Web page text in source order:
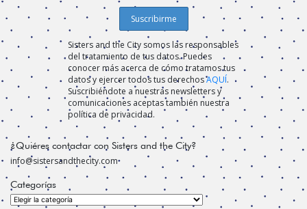
Sisters and the City somos las responsables
del tratamiento de tus datos. Puedes
conocer más acerca de cómo tratamos tus
datos y ejercer todos tus derechosAQUÍ.
Suscribiéndote a nuestras newsletters y
comunicaciones aceptas también nuestra
política de privacidad.
¿Quiéres contactar con Sisters and the City?
info@sistersandthecity.com
Categorías
Categorías